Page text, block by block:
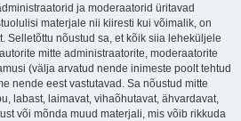
ja moderaatorid üritavad
materjale nii kiiresti kui võimalik, on
Selletõttu nõustud sa, et kõik siia leheküljele
mitte administraatorite, moderaatorite
(välja arvatud nende inimeste poolt tehtud
nende eest vastutavad. Sa nõustud mitte
labast, laimavat, vihaõhutavat, ähvardavat,
või mõnda muud materjali, mis võib rikkuda